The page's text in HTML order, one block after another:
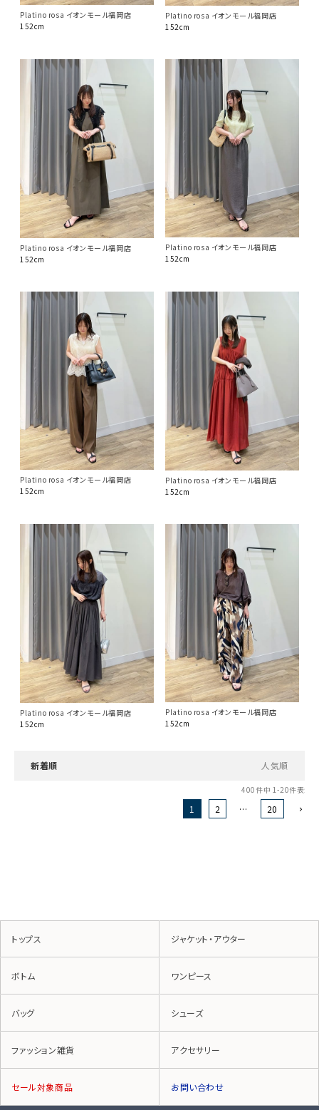
Platino rosa イオンモール福岡店
152cm
Platino rosa イオンモール福岡店
152cm
Platino rosa イオンモール福岡店
152cm
Platino rosa イオンモール福岡店
152cm
Platino rosa イオンモール福岡店
152cm
Platino rosa イオンモール福岡店
152cm
Platino rosa イオンモール福岡店
152cm
Platino rosa イオンモール福岡店
152cm
新着順 人気順
400 件中 1-20件表示
1 2 … 20
トップス ジャケット・アウター
ボトム ワンピース
バッグ シューズ
ファッション雑貨 アクセサリー
セール対象商品 お問い合わせ